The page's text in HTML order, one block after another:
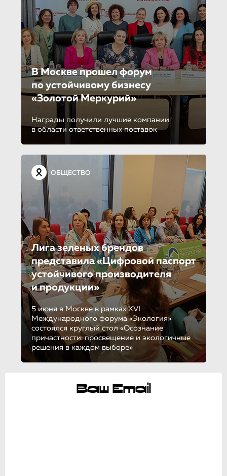
В Москве прошел форум
по устойчиво­му бизнесу
«Золотой Меркурий»
Награды получили лучшие компании
в области ответственных поставок
ОБЩЕСТВО
Лига зеленых брендов
представила «Цифровой паспорт
устойчивого производителя
и продукции»
5 июня в Москве в рамках XVI
Международного форума «Экология»
состоялся круглый стол «Осознание
причастности: просвещение и экологичные
решения в каждом выборе»
Ваш Email